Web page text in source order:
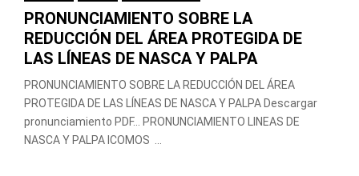
PRONUNCIAMIENTO SOBRE LA
REDUCCIÓN DEL ÁREA PROTEGIDA DE
LAS LÍNEAS DE NASCA Y PALPA
PRONUNCIAMIENTO SOBRE LA REDUCCIÓN DEL ÁREA
PROTEGIDA DE LAS LÍNEAS DE NASCA Y PALPA Descargar
pronunciamiento PDF… PRONUNCIAMIENTO LINEAS DE
NASCA Y PALPA ICOMOS ...